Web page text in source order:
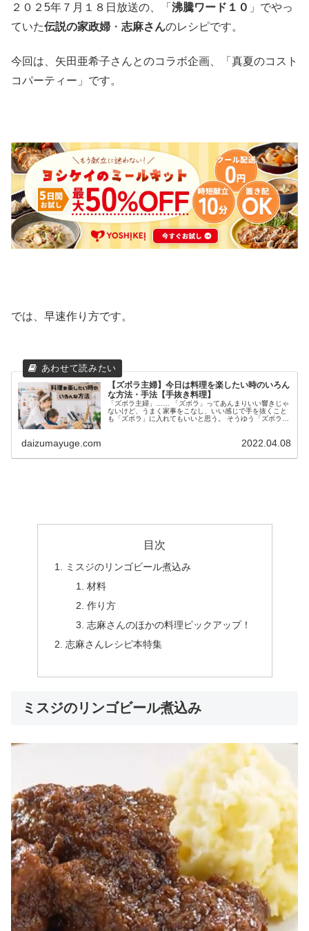
２０２5年７月１８日放送の、「 沸騰ワード１０ 」でやっ
ていた伝説の家政婦 ・ 志麻さんのレシピです。
今回は、矢田亜希子さんとのコラボ企画、「真夏のコスト
コパーティー」です。
では、早速作り方です。
【ズボラ主婦】今日は料理を楽したい時のいろん
な方法・手法【手抜き料理】
「ズボラ主婦」…… 「ズボラ」ってあんまりいい響きじゃ
ないけど、うまく家事をこなし、いい感じで手を抜くこと
も「ズボラ」に入れてもいいと思う。 そうゆう「ズボラ主
daizumayuge.com 2022.04.08
目次
ミスジのリンゴビール煮込み
材料
作り方
志麻さんのほかの料理ピックアップ！
志麻さんレシピ本特集
ミスジのリンゴビール煮込み